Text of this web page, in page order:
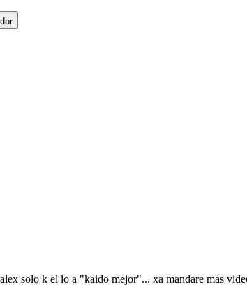
solo k el lo a "kaido mejor"... xa mandare mas